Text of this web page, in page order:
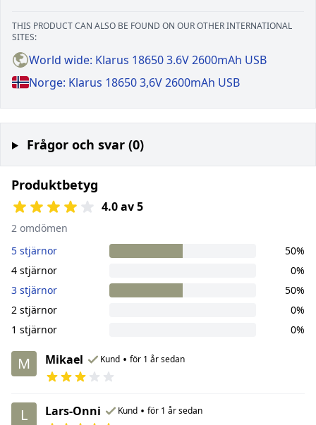
THIS PRODUCT CAN ALSO BE FOUND ON OUR OTHER INTERNATIONAL
SITES:
World wide: Klarus 18650 3.6V 2600mAh USB
Norge: Klarus 18650 3,6V 2600mAh USB
Frågor och svar (0)
Produktbetyg
4.0 av 5
2 omdömen
5 stjärnor
50%
4 stjärnor
0%
3 stjärnor
50%
2 stjärnor
0%
1 stjärnor
0%
M Mikael Kund • för 1 år sedan
L Lars-Onni Kund • för 1 år sedan